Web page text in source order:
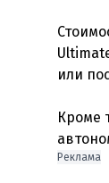
или
Кроме
Реклама